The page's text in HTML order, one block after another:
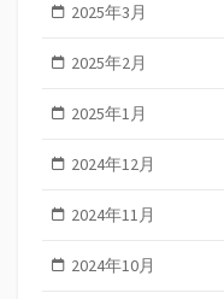
2025年3月
2025年2月
2025年1月
2024年12月
2024年11月
2024年10月